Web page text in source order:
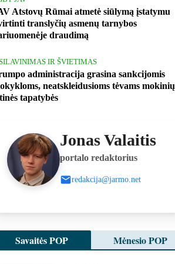
Atstovų Rūmai atmetė siūlymą įstatymu
translyčių asmenų tarnybos
draudimą
IR ŠVIETIMAS
administracija grasina sankcijomis
neatskleidusioms tėvams mokinių
tapatybės
Jonas Valaitis
portalo redaktorius
redakcija@jarmo.net
Savaitės POP Mėnesio POP